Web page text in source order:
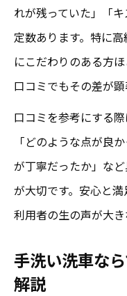
れが残っていた」「
定数あります。特に
にこだわりのある方
口コミでもその差が顕
口コミを参考にする
「どのような点が良
が丁寧だったか」な
が大切です。安心と
利用者の生の声が大き
手洗い洗車な
解説